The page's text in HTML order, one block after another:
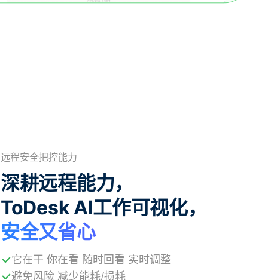
远程安全把控能力
深耕远程能力，
ToDesk AI工作可视化，
安全又省心
它在干 你在看 随时回看 实时调整
避免风险 减少能耗/损耗